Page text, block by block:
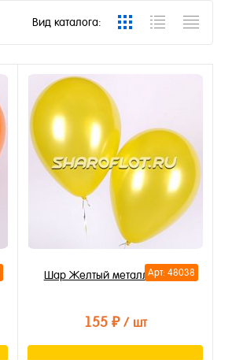
Вид каталога:
Арт: 48038
Шар Желтый металлик 30см
155 ₽ / шт